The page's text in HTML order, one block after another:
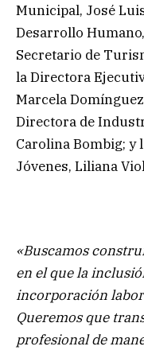
Municipal, José
Desarrollo
Secretario de
la Directora
Marcela
Directora de
Carolina Bombig; y
Jóvenes, Liliana
«Buscamos
en el que la
incorporación
Queremos que
profesional de